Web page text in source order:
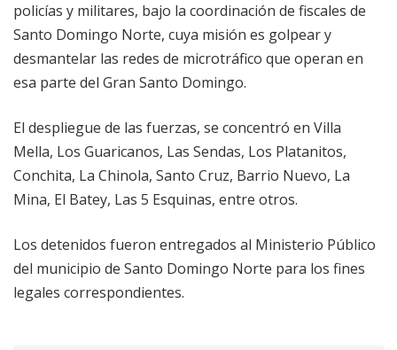
policías y militares, bajo la coordinación de fiscales de
Santo Domingo Norte, cuya misión es golpear y
desmantelar las redes de microtráfico que operan en
esa parte del Gran Santo Domingo.
El despliegue de las fuerzas, se concentró en Villa
Mella, Los Guaricanos, Las Sendas, Los Platanitos,
Conchita, La Chinola, Santo Cruz, Barrio Nuevo, La
Mina, El Batey, Las 5 Esquinas, entre otros.
Los detenidos fueron entregados al Ministerio Público
del municipio de Santo Domingo Norte para los fines
legales correspondientes.